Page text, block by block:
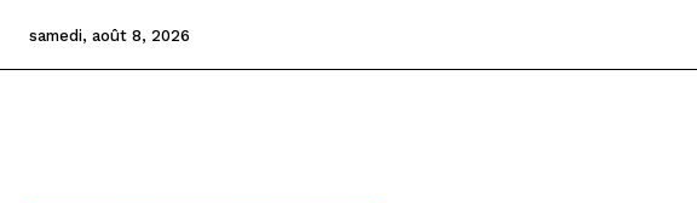
samedi, août 8, 2026